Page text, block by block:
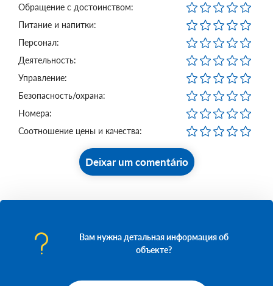
Обращение с достоинством:
Питание и напитки:
Персонал:
Деятельность:
Управление:
Безопасность/охрана:
Номера:
Соотношение цены и качества:
Deixar um comentário
Вам нужна детальная информация об
объекте?